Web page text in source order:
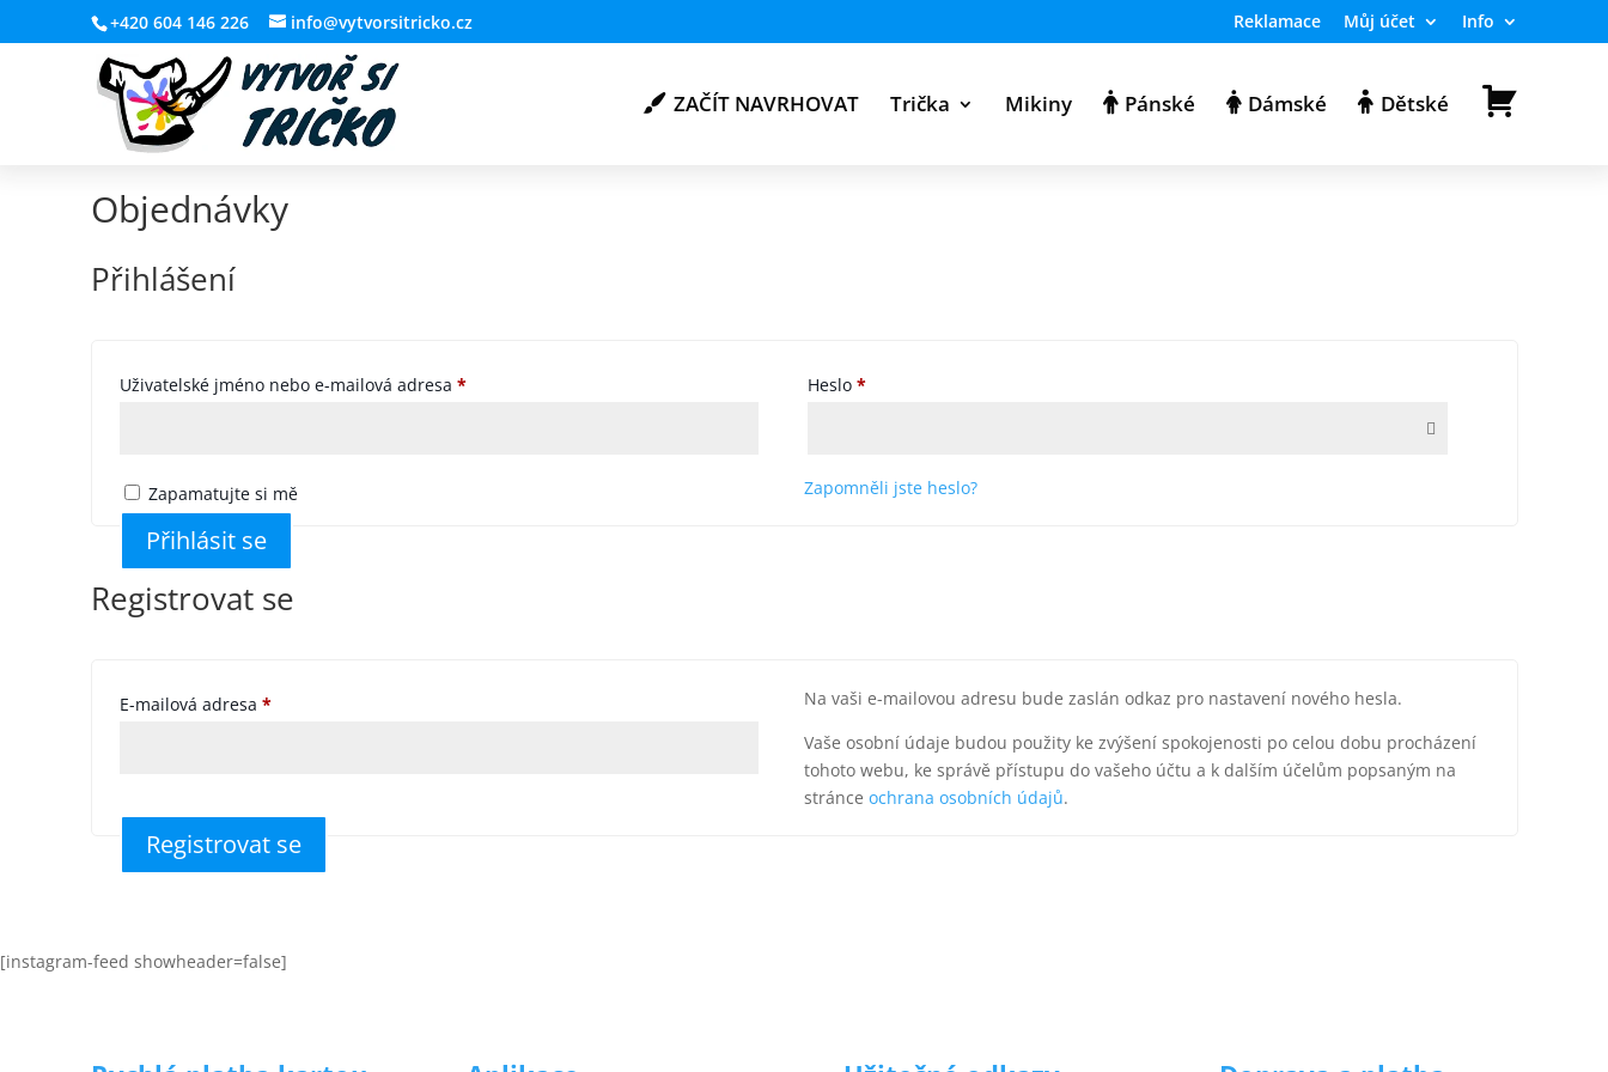
+420 604 146 226 info@vytvorsitricko.cz Reklamace Můj účet Info
ZAČÍT NAVRHOVAT Trička Mikiny Pánské Dámské Dětské K
Objednávky
Přihlášení
Uživatelské jméno nebo e-mailová adresa *Povinné Heslo *Povinné
Zapamatujte si mě
Přihlásit se
Zapomněli jste heslo?
Registrovat se
E-mailová adresa *Povinné
Na vaši e-mailovou adresu bude zaslán odkaz pro nastavení nového hesla.
Vaše osobní údaje budou použity ke zvýšení spokojenosti po celou dobu procházení
tohoto webu, ke správě přístupu do vašeho účtu a k dalším účelům popsaným na
stránce ochrana osobních údajů.
Registrovat se
[instagram-feed showheader=false]